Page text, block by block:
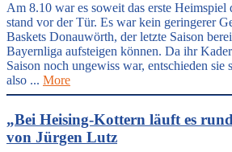
Am 8.10 war es soweit das erste Heimspiel
stand vor der Tür. Es war kein geringerer
Baskets Donauwörth, der letzte Saison
Bayernliga aufsteigen können. Da ihr
Saison noch ungewiss war, entschieden sie
also ... More
„Bei Heising-Kottern läuft es
von Jürgen Lutz